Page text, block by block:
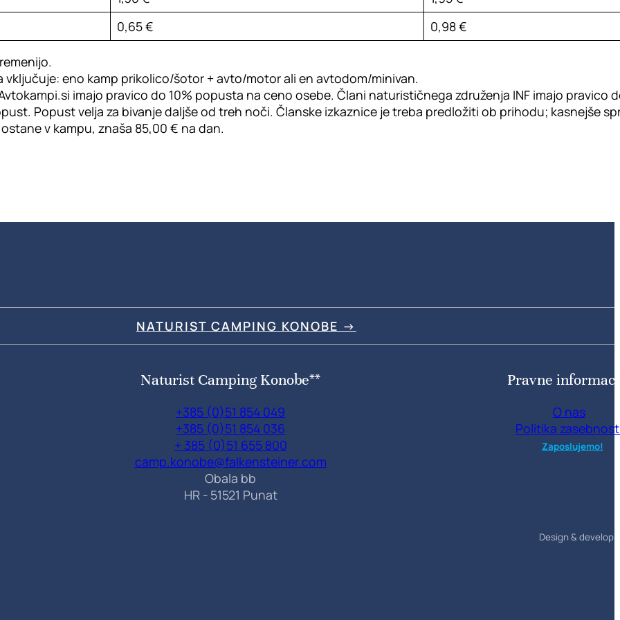
0,65 €
0,98 €
vključuje: eno kamp prikolico/šotor + avto/motor ali en avtodom/minivan.
Avtokampi.si imajo pravico do 10% popusta na ceno osebe. Člani naturističnega združenja INF imajo pravico
Popust velja za bivanje daljše od treh noči. Članske izkaznice je treba predložiti ob prihodu; kasnejše
v kampu, znaša 85,00 € na dan.
NATURIST CAMPING KONOBE →
Naturist Camping Konobe**
+385 (0)51 854 049
+385 (0)51 854 036
+ 385 (0)51 655 800
camp.konobe@falkensteiner.com
Obala bb
HR - 51521 Punat
Pravne
O nas
Politika
Zaposlujemo!
Design &